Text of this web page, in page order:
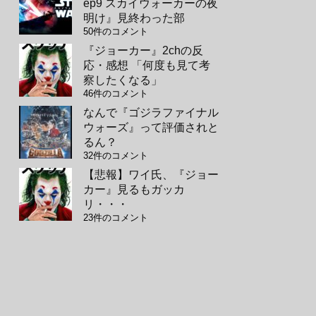
ep9 スカイウォーカーの夜
明け』見終わった部
50件のコメント
『ジョーカー』2chの反
応・感想 「何度も見て考
察したくなる」
46件のコメント
なんで『ゴジラファイナル
ウォーズ』って評価されと
るん？
32件のコメント
【悲報】ワイ氏、『ジョー
カー』見るもガッカ
リ・・・
23件のコメント